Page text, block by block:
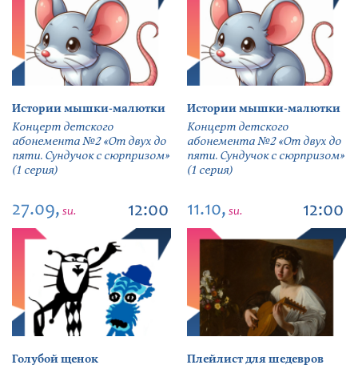
Истории мышки-малютки
Концерт детского
абонемента №2 «От двух до
пяти. Сундучок с сюрпризом»
(1 серия)
Истории мышки-малютки
Концерт детского
абонемента №2 «От двух до
пяти. Сундучок с сюрпризом»
(1 серия)
27.09, su. 12:00
Голубой щенок
11.10, su. 12:00
Плейлист для шедевров